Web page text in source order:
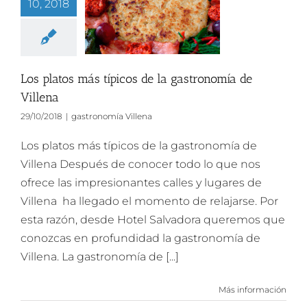
10, 2018
Los platos más típicos de la gastronomía de
Villena
29/10/2018 | gastronomía Villena
Los platos más típicos de la gastronomía de
Villena Después de conocer todo lo que nos
ofrece las impresionantes calles y lugares de
Villena ha llegado el momento de relajarse. Por
esta razón, desde Hotel Salvadora queremos que
conozcas en profundidad la gastronomía de
Villena. La gastronomía de [...]
Más información